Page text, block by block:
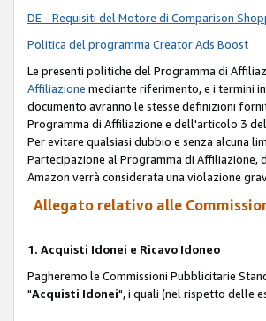
DE - Requisiti del Motore di Comparison
Politica del programma Creator Ads Boost
Le presenti politiche del Programma di
Affiliazione mediante riferimento, e i termini
documento avranno le stesse definizioni
Programma di Affiliazione e dell'articolo 3
Per evitare qualsiasi dubbio e senza alcuna
Partecipazione al Programma di Affiliazione,
Amazon verrà considerata una violazione
Allegato relativo alle
1. Acquisti Idonei e Ricavo Idoneo
Pagheremo le Commissioni Pubblicitarie
"Acquisti Idonei", i quali (nel rispetto delle